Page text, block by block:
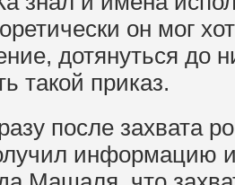
он мог
дотянуться до
такой приказ.
после захвата
информацию